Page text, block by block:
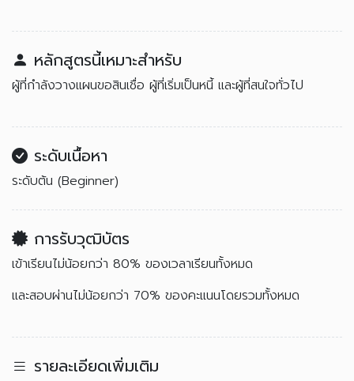
หลักสูตรนี้เหมาะสำหรับ
ผู้ที่กำลังวางแผนขอสินเชื่อ ผู้ที่เริ่มเป็นหนี้ และผู้ที่สนใจทั่วไป
ระดับเนื้อหา
ระดับต้น (Beginner)
การรับวุฒิบัตร
เข้าเรียนไม่น้อยกว่า 80% ของเวลาเรียนทั้งหมด
และสอบผ่านไม่น้อยกว่า 70% ของคะแนนโดยรวมทั้งหมด
รายละเอียดเพิ่มเติม